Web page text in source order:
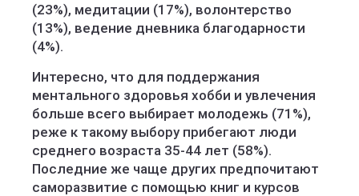
(23%), медитации (17%), волонтерство
(13%), ведение дневника благодарности
(4%).
Интересно, что для поддержания
ментального здоровья хобби и увлечения
больше всего выбирает молодежь (71%),
реже к такому выбору прибегают люди
среднего возраста 35-44 лет (58%).
Последние же чаще других предпочитают
саморазвитие с помощью книг и курсов